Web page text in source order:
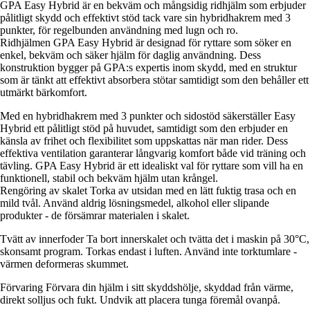
GPA Easy Hybrid är en bekväm och mångsidig ridhjälm som erbjuder
pålitligt skydd och effektivt stöd tack vare sin hybridhakrem med 3
punkter, för regelbunden användning med lugn och ro.
Ridhjälmen GPA Easy Hybrid är designad för ryttare som söker en
enkel, bekväm och säker hjälm för daglig användning. Dess
konstruktion bygger på GPA:s expertis inom skydd, med en struktur
som är tänkt att effektivt absorbera stötar samtidigt som den behåller ett
utmärkt bärkomfort.
Med en hybridhakrem med 3 punkter och sidostöd säkerställer Easy
Hybrid ett pålitligt stöd på huvudet, samtidigt som den erbjuder en
känsla av frihet och flexibilitet som uppskattas när man rider. Dess
effektiva ventilation garanterar långvarig komfort både vid träning och
tävling. GPA Easy Hybrid är ett idealiskt val för ryttare som vill ha en
funktionell, stabil och bekväm hjälm utan krångel.
Rengöring av skalet Torka av utsidan med en lätt fuktig trasa och en
mild tvål. Använd aldrig lösningsmedel, alkohol eller slipande
produkter - de försämrar materialen i skalet.
Tvätt av innerfoder Ta bort innerskalet och tvätta det i maskin på 30°C,
skonsamt program. Torkas endast i luften. Använd inte torktumlare -
värmen deformeras skummet.
Förvaring Förvara din hjälm i sitt skyddshölje, skyddad från värme,
direkt solljus och fukt. Undvik att placera tunga föremål ovanpå.